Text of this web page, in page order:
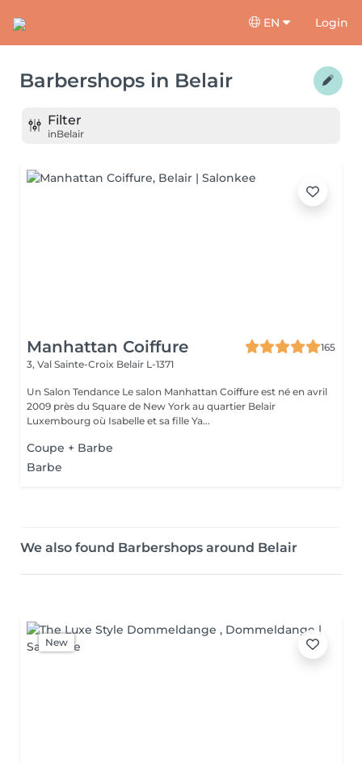
EN Login
Barbershops in Belair
Filter
inBelair
Manhattan Coiffure
165
3, Val Sainte-Croix Belair L-1371
Un Salon Tendance Le salon Manhattan Coiffure est né en avril
2009 près du Square de New York au quartier Belair
Luxembourg où Isabelle et sa fille Ya...
Coupe + Barbe
Barbe
We also found Barbershops around Belair
New